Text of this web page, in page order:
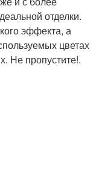
в зависимости
отделки.
эффекта, а
цветах
Не пропустите!.